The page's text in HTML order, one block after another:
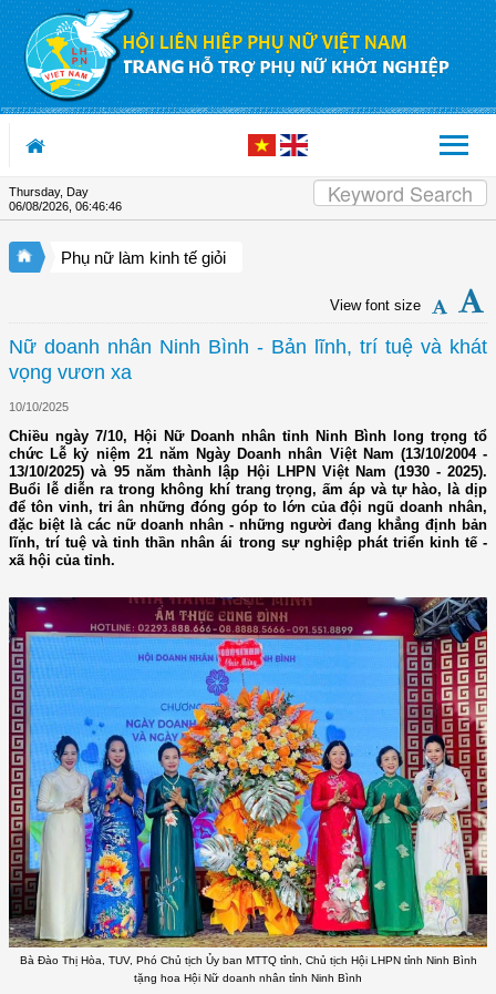
Skip to Content
Thursday, Day
06/08/2026 06:46:47
Phụ nữ làm kinh tế giỏi
View font size
Nữ doanh nhân Ninh Bình - Bản lĩnh, trí tuệ và khát
vọng vươn xa
10/10/2025
Chiều ngày 7/10, Hội Nữ Doanh nhân tỉnh Ninh Bình long trọng tổ
chức Lễ kỷ niệm 21 năm Ngày Doanh nhân Việt Nam (13/10/2004 -
13/10/2025) và 95 năm thành lập Hội LHPN Việt Nam (1930 - 2025).
Buổi lễ diễn ra trong không khí trang trọng, ấm áp và tự hào, là dịp
để tôn vinh, tri ân những đóng góp to lớn của đội ngũ doanh nhân,
đặc biệt là các nữ doanh nhân - những người đang khẳng định bản
lĩnh, trí tuệ và tinh thần nhân ái trong sự nghiệp phát triển kinh tế -
xã hội của tỉnh.
Bà Đào Thị Hòa, TUV, Phó Chủ tịch Ủy ban MTTQ tỉnh, Chủ tịch Hội LHPN tỉnh Ninh Bình
tặng hoa Hội Nữ doanh nhân tỉnh Ninh Bình